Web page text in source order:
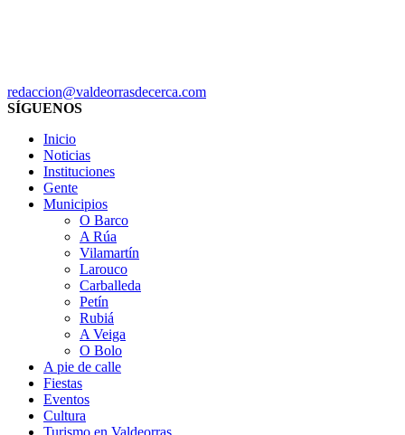
redaccion@valdeorrasdecerca.com
SÍGUENOS
Inicio
Noticias
Instituciones
Gente
Municipios
O Barco
A Rúa
Vilamartín
Larouco
Carballeda
Petín
Rubiá
A Veiga
O Bolo
A pie de calle
Fiestas
Eventos
Cultura
Turismo en Valdeorras